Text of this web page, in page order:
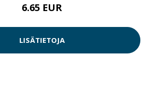
6.65 EUR
LISÄTIETOJA